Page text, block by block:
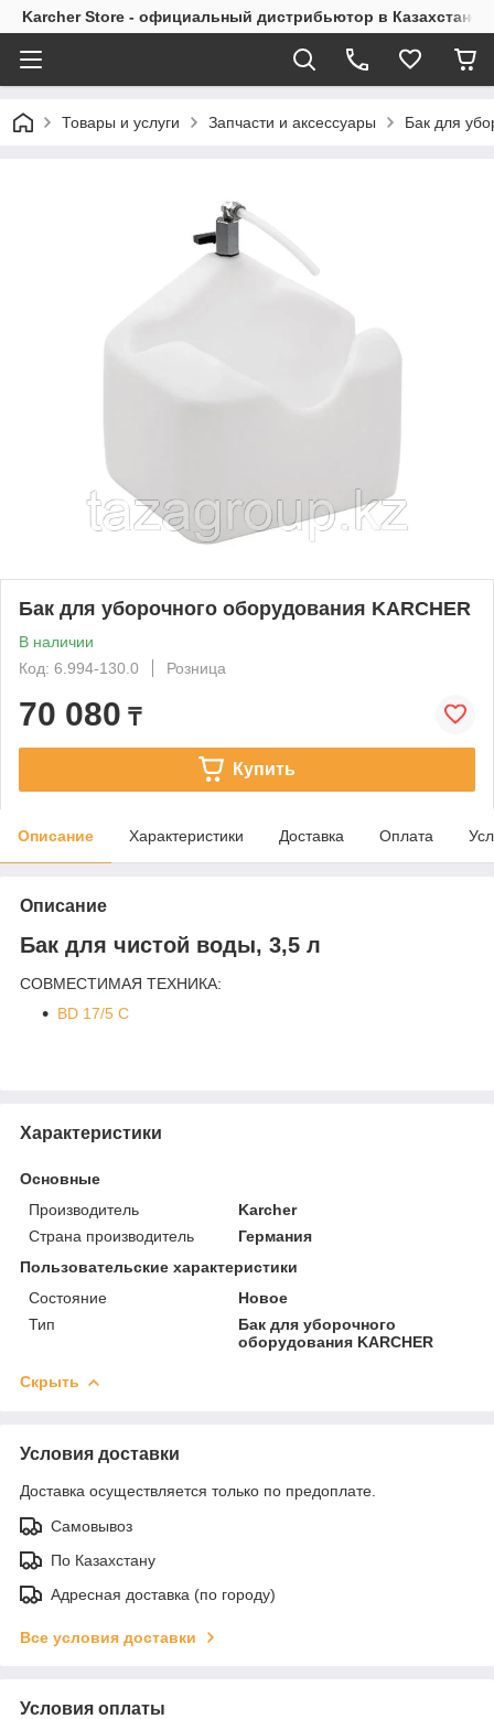
Karcher Store - официальный дистрибьютор в Казахстане
Товары и услуги Запчасти и аксессуары Бак для
Бак для уборочного оборудования KARCHER
В наличии
Код: 6.994-130.0
Розница
70 080 ₸
Купить
Описание Характеристики Доставка Оплата
Описание
Бак для чистой воды, 3,5 л
СОВМЕСТИМАЯ ТЕХНИКА:
BD 17/5 C
Характеристики
Основные
Производитель
Karcher
Страна производитель
Германия
Пользовательские характеристики
Состояние
Новое
Тип
Бак для уборочного
оборудования KARCHER
Скрыть
Условия доставки
Доставка осуществляется только по предоплате.
Самовывоз
По Казахстану
Адресная доставка (по городу)
Все условия доставки
Условия оплаты